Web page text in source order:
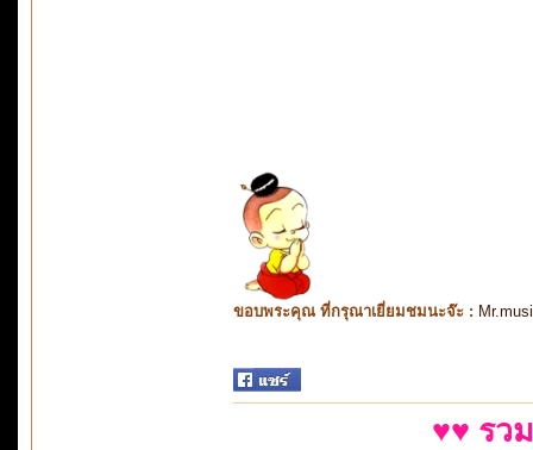
ขอบพระคุณ ที่กรุณาเยี่ยมชมนะจ๊ะ :
♥♥ รว